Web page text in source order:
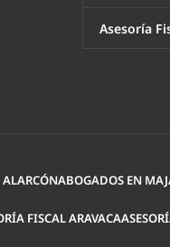
Asesoría
ABOGADOS EN
FISCAL ARAVACA